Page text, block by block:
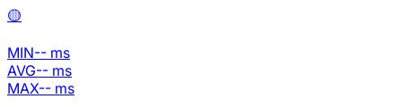
🟡
MIN-- ms
AVG-- ms
MAX-- ms